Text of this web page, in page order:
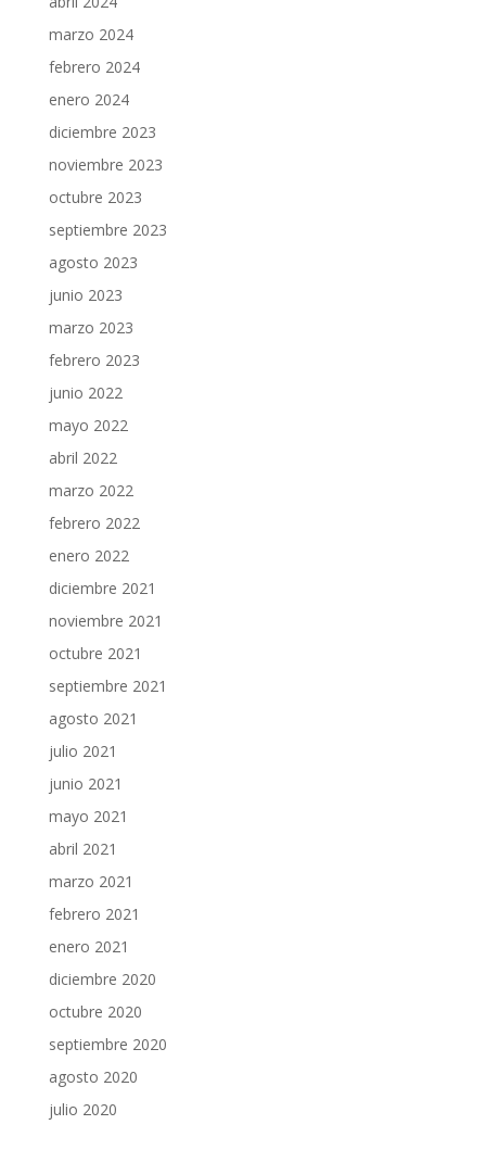
marzo 2024
febrero 2024
enero 2024
diciembre 2023
noviembre 2023
octubre 2023
septiembre 2023
agosto 2023
junio 2023
marzo 2023
febrero 2023
junio 2022
mayo 2022
abril 2022
marzo 2022
febrero 2022
enero 2022
diciembre 2021
noviembre 2021
octubre 2021
septiembre 2021
agosto 2021
julio 2021
junio 2021
mayo 2021
abril 2021
marzo 2021
febrero 2021
enero 2021
diciembre 2020
octubre 2020
septiembre 2020
agosto 2020
julio 2020